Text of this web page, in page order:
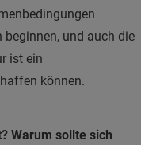
und auch die
ist ein
können.
Warum sollte sich